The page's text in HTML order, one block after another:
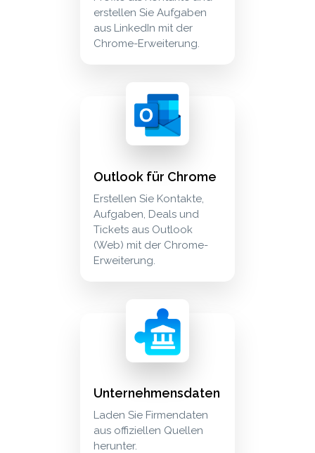
erstellen Sie Aufgaben
aus LinkedIn mit der
Chrome-Erweiterung.
outlook für chrome erstellen sie kontakte,
Outlook für Chrome
Erstellen Sie Kontakte,
Aufgaben, Deals und
Tickets aus Outlook
(Web) mit der Chrome-
Erweiterung.
unternehmensdaten laden sie firmendaten
Unternehmensdaten
Laden Sie Firmendaten
aus offiziellen Quellen
herunter.